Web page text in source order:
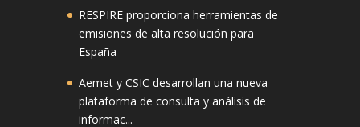
RESPIRE proporciona herramientas de
emisiones de alta resolución para
España
Aemet y CSIC desarrollan una nueva
plataforma de consulta y análisis de
informac...